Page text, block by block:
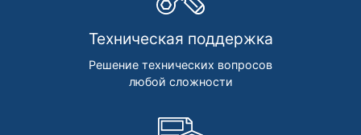
Техническая поддержка
Решение технических вопросов
любой сложности